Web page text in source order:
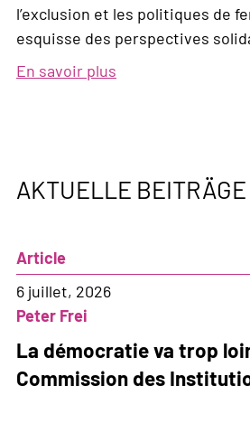
l’exclusion et les politiques de
esquisse des perspectives
En savoir plus
AKTUELLE BEITRÄGE
Article
6 juillet, 2026
Peter Frei
La démocratie va trop
Commission des